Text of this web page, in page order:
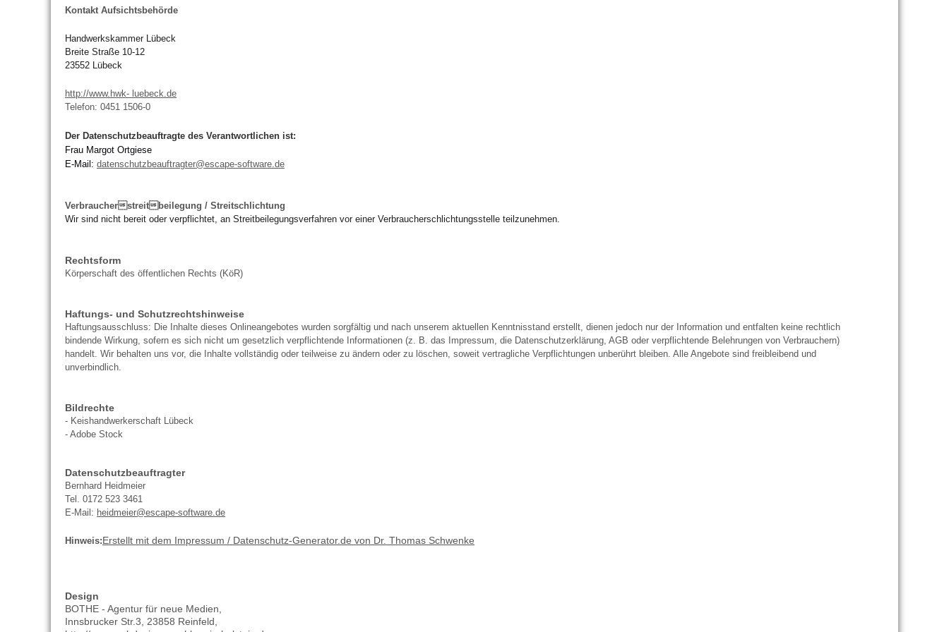
Kontakt Aufsichtsbehörde
Handwerkskammer Lübeck
Breite Straße 10-12
23552 Lübeck
http://www.hwk- luebeck.de
Telefon: 0451 1506-0
Der Datenschutzbeauftragte des Verantwortlichen ist:
Frau Margot Ortgiese
E-Mail: datenschutzbeauftragter@escape-software.de
Verbraucherstreitbeilegung / Streitschlichtung
Wir sind nicht bereit oder verpflichtet, an Streitbeilegungsverfahren vor einer Verbraucherschlichtungsstelle teilzunehmen.
Rechtsform
Körperschaft des öffentlichen Rechts (KöR)
Haftungs- und Schutzrechtshinweise
Haftungsausschluss: Die Inhalte dieses Onlineangebotes wurden sorgfältig und nach unserem aktuellen Kenntnisstand erstellt, dienen jedoch nur der Information und entfalten keine rechtlich
bindende Wirkung, sofern es sich nicht um gesetzlich verpflichtende Informationen (z. B. das Impressum, die Datenschutzerklärung, AGB oder verpflichtende Belehrungen von Verbrauchern)
handelt. Wir behalten uns vor, die Inhalte vollständig oder teilweise zu ändern oder zu löschen, soweit vertragliche Verpflichtungen unberührt bleiben. Alle Angebote sind freibleibend und
unverbindlich.
Bildrechte
- Keishandwerkerschaft Lübeck
- Adobe Stock
Datenschutzbeauftragter
Bernhard Heidmeier
Tel. 0172 523 3461
E-Mail: heidmeier@escape-software.de
Hinweis:Erstellt mit dem Impressum / Datenschutz-Generator.de von Dr. Thomas Schwenke
Design
BOTHE - Agentur für neue Medien,
Innsbrucker Str.3, 23858 Reinfeld,